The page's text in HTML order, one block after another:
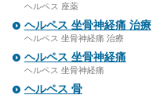
ヘルペス 座薬
ヘルペス 坐骨神経痛 治療
ヘルペス 坐骨神経痛 治療
ヘルペス 坐骨神経痛
ヘルペス 坐骨神経痛
ヘルペス 骨